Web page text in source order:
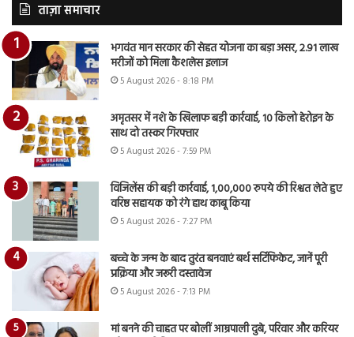
ताज़ा समाचार
भगवंत मान सरकार की सेहत योजना का बड़ा असर, 2.91 लाख
मरीजों को मिला कैशलेस इलाज
5 August 2026 - 8:18 PM
अमृतसर में नशे के खिलाफ बड़ी कार्रवाई, 10 किलो हेरोइन के
साथ दो तस्कर गिरफ्तार
5 August 2026 - 7:59 PM
विजिलेंस की बड़ी कार्रवाई, 1,00,000 रुपये की रिश्वत लेते हुए
वरिष्ठ सहायक को रंगे हाथ काबू किया
5 August 2026 - 7:27 PM
बच्चे के जन्म के बाद तुरंत बनवाएं बर्थ सर्टिफिकेट, जानें पूरी
प्रक्रिया और जरूरी दस्तावेज
5 August 2026 - 7:13 PM
मां बनने की चाहत पर बोलीं आम्रपाली दुबे, परिवार और करियर